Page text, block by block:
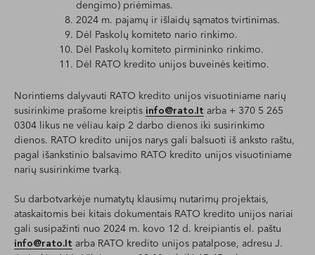
dengimo) priėmimas.
2024 m. pajamų ir išlaidų sąmatos tvirtinimas.
Dėl Paskolų komiteto nario rinkimo.
Dėl Paskolų komiteto pirmininko rinkimo.
Dėl RATO kredito unijos buveinės keitimo.
Norintiems dalyvauti RATO kredito unijos visuotiniame narių
susirinkime prašome kreiptis info@rato.lt arba + 370 5 265
0304 likus ne vėliau kaip 2 darbo dienos iki susirinkimo
dienos. RATO kredito unijos narys gali balsuoti iš anksto raštu,
pagal išankstinio balsavimo RATO kredito unijos visuotiniame
narių susirinkime tvarką.
Su darbotvarkėje numatytų klausimų nutarimų projektais,
ataskaitomis bei kitais dokumentais RATO kredito unijos nariai
gali susipažinti nuo 2024 m. kovo 12 d. kreipiantis el. paštu
info@rato.lt arba RATO kredito unijos patalpose, adresu J.